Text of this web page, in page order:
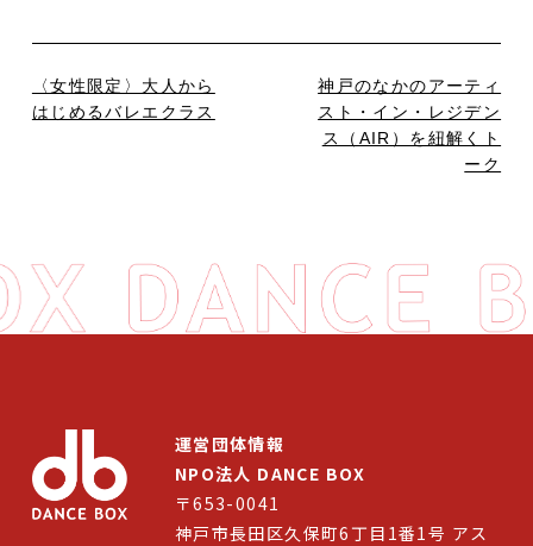
〈女性限定〉大人から
はじめるバレエクラス
神戸のなかのアーティ
スト・イン・レジデン
ス（AIR）を紐解くト
ーク
運営団体情報
NPO法人 DANCE BOX
〒653-0041
神戸市長田区久保町6丁目1番1号 アス